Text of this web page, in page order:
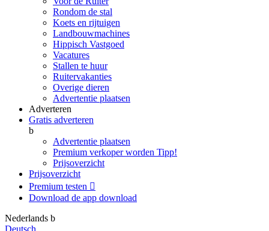
Rondom de stal
Koets en rijtuigen
Landbouwmachines
Hippisch Vastgoed
Vacatures
Stallen te huur
Ruitervakanties
Overige dieren
Advertentie plaatsen
Adverteren
Gratis adverteren
b
Advertentie plaatsen
Premium verkoper worden Tipp!
Prijsoverzicht
Prijsoverzicht
Premium testen 
Download de app download
Nederlands b
Deutsch